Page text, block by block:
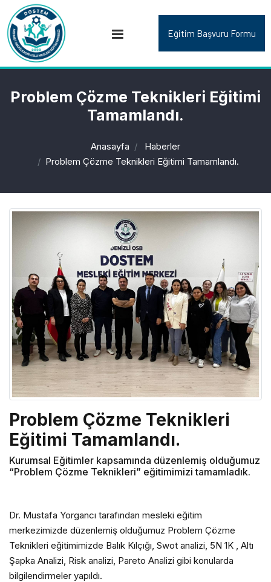
Eğitim Başvuru Formu
Problem Çözme Teknikleri Eğitimi
Tamamlandı.
Anasayfa
Haberler
Problem Çözme Teknikleri Eğitimi Tamamlandı.
Problem Çözme Teknikleri
Eğitimi Tamamlandı.
Kurumsal Eğitimler kapsamında düzenlemiş olduğumuz
“Problem Çözme Teknikleri” eğitimimizi tamamladık.
Dr. Mustafa Yorgancı tarafından mesleki eğitim
merkezimizde düzenlemiş olduğumuz Problem Çözme
Teknikleri eğitimimizde Balık Kılçığı, Swot analizi, 5N 1K , Altı
Şapka Analizi, Risk analizi, Pareto Analizi gibi konularda
bilgilendirmeler yapıldı.